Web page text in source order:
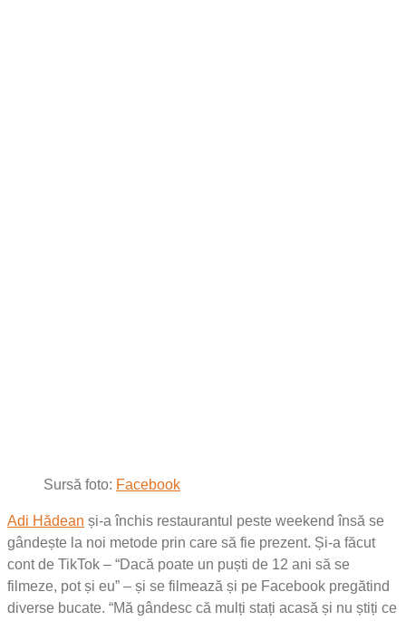
Sursă foto: Facebook
Adi Hădean și-a închis restaurantul peste weekend însă se
gândește la noi metode prin care să fie prezent. Și-a făcut
cont de TikTok – “Dacă poate un puști de 12 ani să se
filmeze, pot și eu” – și se filmează și pe Facebook pregătind
diverse bucate. “Mă gândesc că mulți stați acasă și nu știți ce